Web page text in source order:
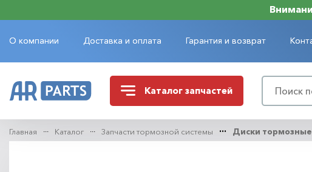
О компании Доставка и оплата Гарантия и возврат
Каталог запчастей
Главная Каталог Запчасти тормозной системы Диски тормозные